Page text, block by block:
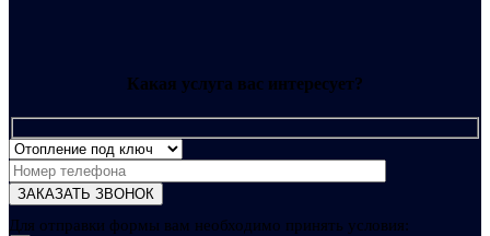
Какая услуга вас интересует?
Для отправки формы вам необходимо принять условия: